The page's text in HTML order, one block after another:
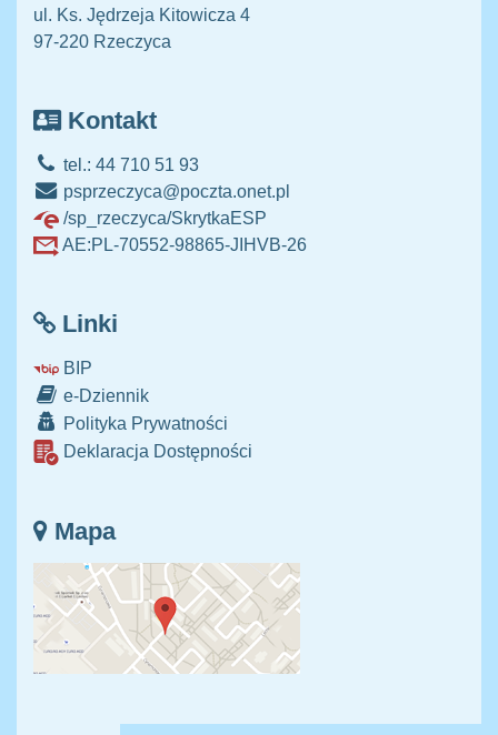
ul. Ks. Jędrzeja Kitowicza 4
97-220 Rzeczyca
Kontakt
tel.: 44 710 51 93
psprzeczyca@poczta.onet.pl
/sp_rzeczyca/SkrytkaESP
AE:PL-70552-98865-JIHVB-26
Linki
BIP
e-Dziennik
Polityka Prywatności
Deklaracja Dostępności
Mapa